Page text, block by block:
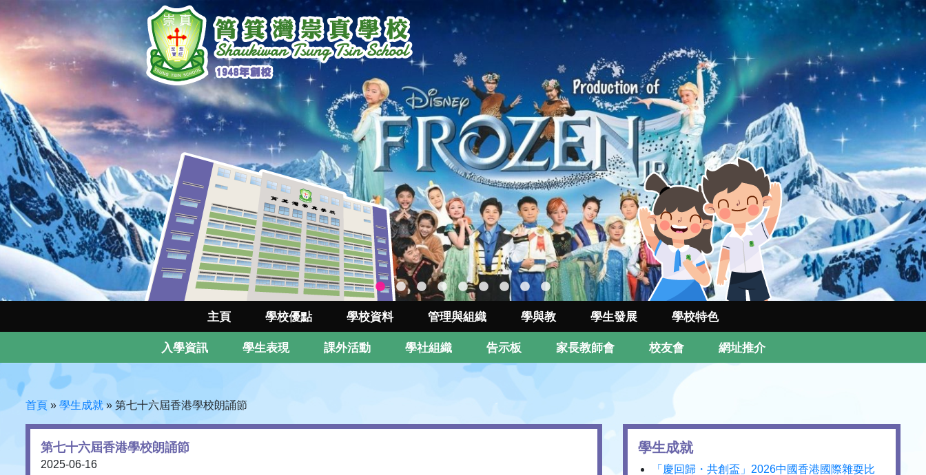
主頁 學校優點 學校資料 管理與組織 學與教 學生發展 學校特色
入學資訊 學生表現 課外活動 學社組織 告示板 家長教師會 校友會 網址推介
首頁 » 學生成就» 第七十六屆香港學校朗誦節
第七十六屆香港學校朗誦節
2025-06-16
學生成就
「慶回歸・共創盃」2026中國香港國際雜耍比